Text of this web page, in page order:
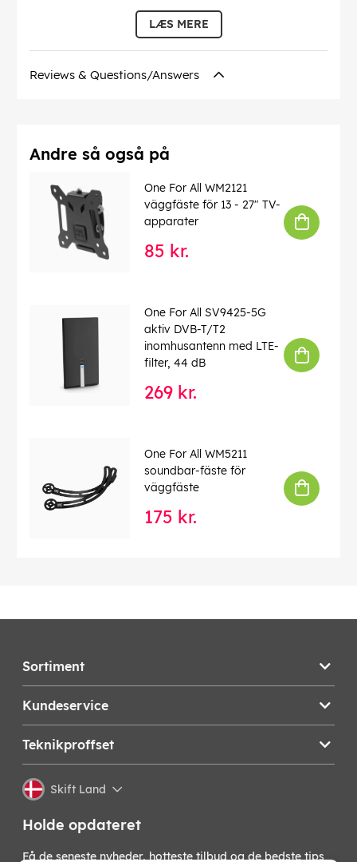
Antennmått: 238 x 141 x 44 mm.
8716184074141
LÆS MERE
Reviews & Questions/Answers
Andre så også på
One For All WM2121
väggfäste för 13 - 27" TV-
apparater
85 kr.
One For All SV9425-5G
aktiv DVB-T/T2
inomhusantenn med LTE-
filter, 44 dB
269 kr.
One For All WM5211
soundbar-fäste för
väggfäste
175 kr.
Sortiment
Kundeservice
Teknikproffset
Skift Land
Holde opdateret
Få de seneste nyheder, hotteste tilbud og de bedste tips